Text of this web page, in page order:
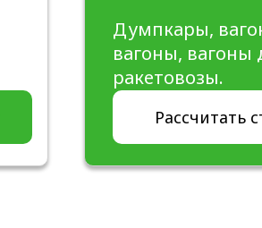
Думпкары,
вагоны, вагоны
ракетовозы.
Рассчитать